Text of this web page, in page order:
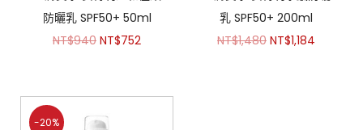
防曬乳 SPF50+ 50ml
NT$940 NT$752
乳 SPF50+ 200ml
NT$1,480 NT$1,184
-20%